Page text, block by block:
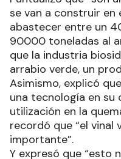
se van a construir en
abastecer entre un
90000 toneladas al
que la industria
arrabio verde, un
Asimismo, explicó
una tecnología en su
utilización en la
recordó que “el vinal
importante”.
Y expresó que “esto